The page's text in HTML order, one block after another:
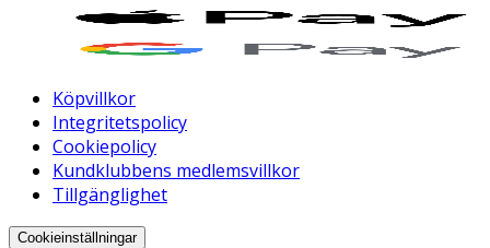
Köpvillkor
Integritetspolicy
Cookiepolicy
Kundklubbens medlemsvillkor
Tillgänglighet
Cookieinställningar